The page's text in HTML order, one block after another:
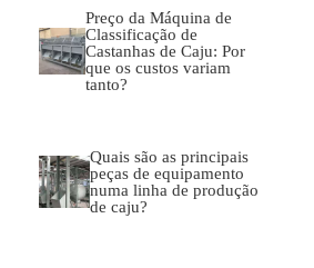
Preço da Máquina de
Classificação de
Castanhas de Caju: Por
que os custos variam
tanto?
Quais são as principais
peças de equipamento
numa linha de produção
de caju?